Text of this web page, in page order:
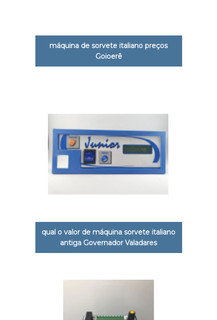
máquina de sorvete italiano preços
Goioerê
qual o valor de máquina sorvete italiano
antiga Governador Valadares